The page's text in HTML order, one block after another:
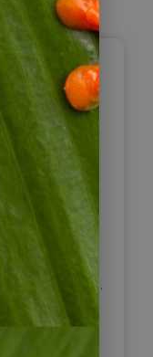
und
Ihre
beginnt
Ihr
und
die
speziellen
erzählen.
Lucia,
Artes